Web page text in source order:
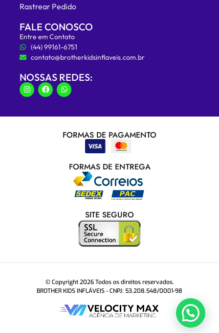
Rastrear Pedido
FALE CONOSCO
Entre em Contato
(44) 99161-6751
contato@brotherkidsinflaveis.com.br
NOSSAS REDES:
FORMAS DE PAGAMENTO
FORMAS DE ENTREGA
SITE SEGURO
© Copyright 2026 Todos os direitos reservados.
BROTHER KIDS INFLÁVEIS - CNPJ: 53.208.548/0001-98